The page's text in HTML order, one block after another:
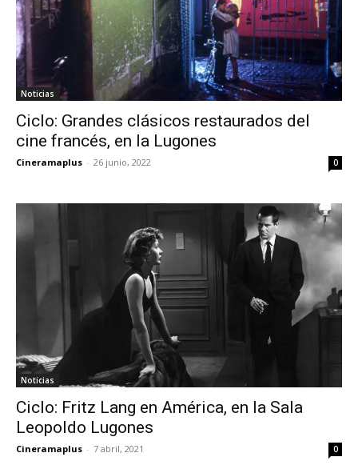
Noticias
Ciclo: Grandes clásicos restaurados del
cine francés, en la Lugones
Cineramaplus - 26 junio, 2022 0
Noticias
Ciclo: Fritz Lang en América, en la Sala
Leopoldo Lugones
Cineramaplus - 7 abril, 2021 0